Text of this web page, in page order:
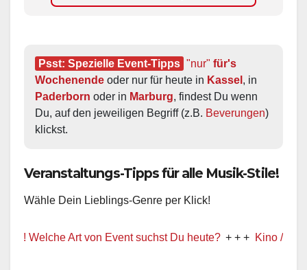
Psst: Spezielle Event-Tipps "nur" für's
Wochenende oder nur für heute in Kassel
Paderborn oder in Marburg, findest Du wenn
Du, auf den jeweiligen Begriff (z.B. Beverungen)
klickst.
Veranstaltungs-Tipps für alle Musik-Stile!
Wähle Dein Lieblings-Genre per Klick!
Art von Event suchst Du heute? + + + Kino / Film